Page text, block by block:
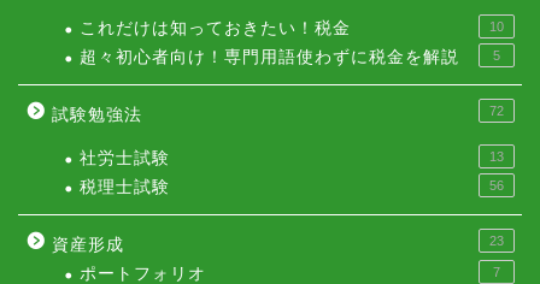
これだけは知っておきたい！税金 10
超々初心者向け！専門用語使わずに税金を解説 5
試験勉強法 72
社労士試験 13
税理士試験 56
資産形成 23
ポートフォリオ 7